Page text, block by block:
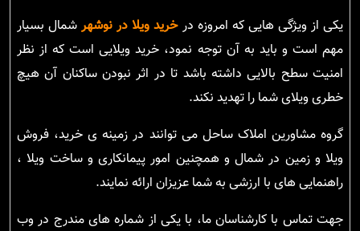
یکی از ویژگی هایی که امروزه درخرید ویلا در نوشهرشمال بسیار
مهم است و باید به آن توجه نمود، خرید ویلایی است که از نظر
امنیت سطح بالایی داشته باشد تا در اثر نبودن ساکنان آن هیچ
خطری ویلای شما را تهدید نکند.
گروه مشاورین املاک ساحل می توانند در زمینه ی خرید، فروش
ویلا و زمین در شمال و همچنین امور پیمانکاری و ساخت ویلا ،
راهنمایی های با ارزشی به شما عزیزان ارائه نمایند.
جهت تماس با کارشناسان ما، با یکی از شماره های مندرج در وب